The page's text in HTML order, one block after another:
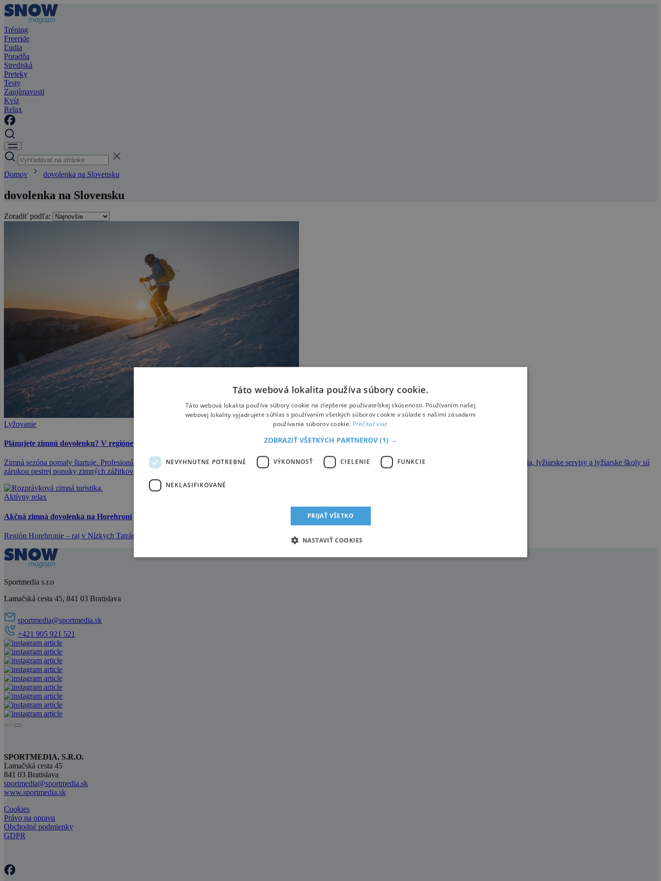
Tréning
Freeride
Ľudia
Poradňa
Strediská
Preteky
Testy
Zaujímavosti
Kvíz
Relax
Domov dovolenka na Slovensku
dovolenka na Slovensku
Zoradiť podľa:
Lyžovanie
Plánujete zimnú dovolenku? V regióne STREDNÉ SLOVENSKO vás čaká ponuka mrazivých zážitkov
Zimná sezóna pomaly štartuje. Profesionálne upravené zjazdové svahy a bežecké trate, skialpinistické lokality, SKIBUSY, wellness centrá, špičkové ubytovacie zariadenia, lyžiarske servisy a lyžiarske školy sú
zárukou pestrej ponuky zimných zážitkov.
Aktívny relax
Akčná zimná dovolenka na Horehroní
Región Horehronie – raj v Nízkych Tatrách je to správne miesto pre aktívny oddych a relax!
Sportmedia s.r.o
Lamačská cesta 45, 841 03 Bratislava
sportmedia@sportmedia.sk
+421 905 921 521
SPORTMEDIA, S.R.O.
Lamačská cesta 45
841 03 Bratislava
sportmedia@sportmedia.sk
www.sportmedia.sk
Cookies
Právo na opravu
Obchodné podmienky
GDPR
Táto webová lokalita používa súbory cookie.
Táto webová lokalita používa súbory cookie na zlepšenie používateľskej skúsenosti. Používaním našej
webovej lokality vyjadrujete súhlas s používaním všetkých súborov cookie v súlade s našimi zásadami
používania súborov cookie. Prečítať viac
ZOBRAZIŤ VŠETKÝCH PARTNEROV (1) →
NEVYHNUTNE POTREBNÉ VÝKONNOSŤ CIELENIE FUNKCIE
NEKLASIFIKOVANÉ
PRIJAŤ VŠETKO
NASTAVIŤ COOKIES